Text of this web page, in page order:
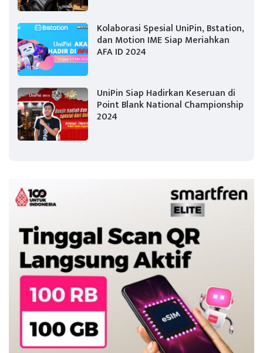
Kolaborasi Spesial UniPin, Bstation,
dan Motion IME Siap Meriahkan
AFA ID 2024
UniPin Siap Hadirkan Keseruan di
Point Blank National Championship
2024